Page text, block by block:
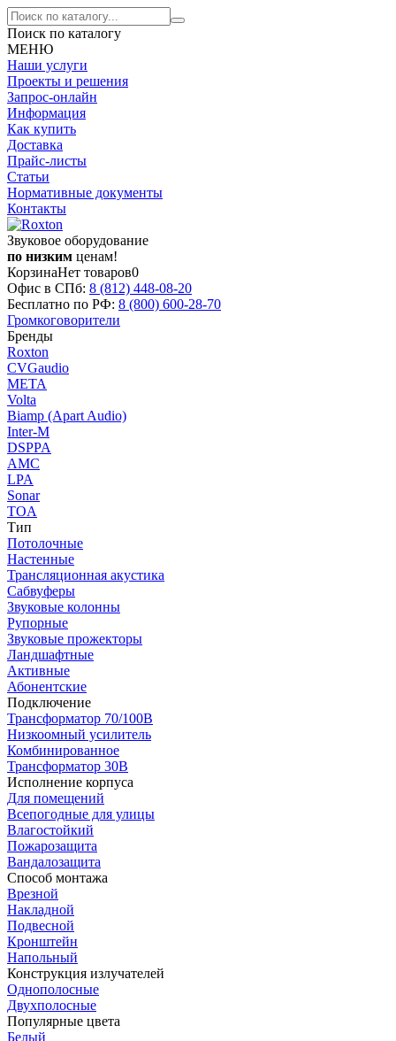
Поиск по каталогу
МЕНЮ
Наши услуги
Проекты и решения
Запрос-онлайн
Информация
Как купить
Доставка
Прайс-листы
Статьи
Нормативные документы
Контакты
Звуковое оборудование
по низким ценам!
КорзинаНет товаров0
Офис в СПб: 8 (812) 448-08-20
Бесплатно по РФ: 8 (800) 600-28-70
Громкоговорители
Бренды
Roxton
CVGaudio
МЕТА
Volta
Biamp (Apart Audio)
Inter-M
DSPPA
AMC
LPA
Sonar
TOA
Тип
Потолочные
Настенные
Трансляционная акустика
Сабвуферы
Звуковые колонны
Рупорные
Звуковые прожекторы
Ландшафтные
Активные
Абонентские
Подключение
Трансформатор 70/100В
Низкоомный усилитель
Комбинированное
Трансформатор 30В
Исполнение корпуса
Для помещений
Всепогодные для улицы
Влагостойкий
Пожарозащита
Вандалозащита
Способ монтажа
Врезной
Накладной
Подвесной
Кронштейн
Напольный
Конструкция излучателей
Однополосные
Двухполосные
Популярные цвета
Белый